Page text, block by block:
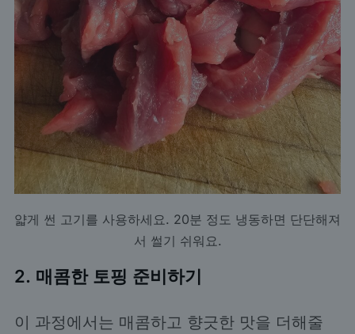
얇게 썬 고기를 사용하세요. 20분 정도 냉동하면 단단해져
서 썰기 쉬워요.
2. 매콤한 토핑 준비하기
이 과정에서는 매콤하고 향긋한 맛을 더해줄